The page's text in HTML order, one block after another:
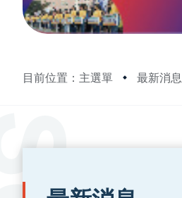
目前位置：主選單 最新消息
:::